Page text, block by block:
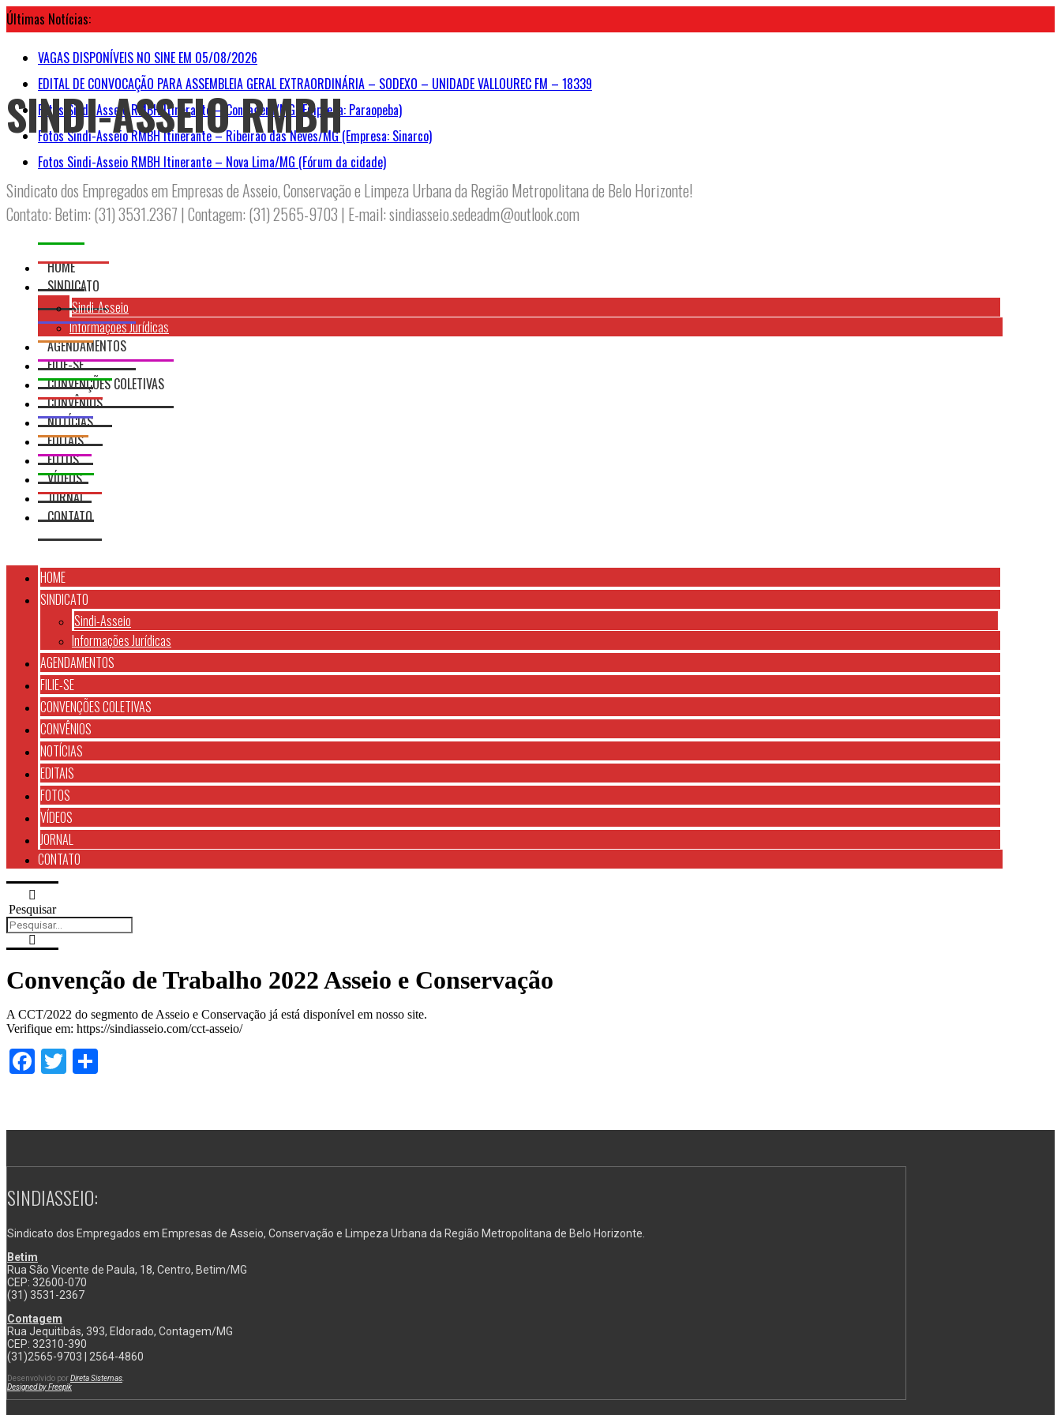
Ir
para
conteúdo
Últimas Notícias:
VAGAS DISPONÍVEIS NO SINE EM 05/08/2026
EDITAL DE CONVOCAÇÃO PARA ASSEMBLEIA GERAL EXTRAORDINÁRIA – SODEXO – UNIDADE VALLOUREC FM – 18339
Fotos Sindi-Asseio RMBH Itinerante – Contagem/MG (Empresa: Paraopeba)
Fotos Sindi-Asseio RMBH Itinerante – Ribeirão das Neves/MG (Empresa: Sinarco)
Fotos Sindi-Asseio RMBH Itinerante – Nova Lima/MG (Fórum da cidade)
SINDI-ASSEIO RMBH
Sindicato dos Empregados em Empresas de Asseio, Conservação e Limpeza Urbana da Região Metropolitana de Belo Horizonte!
Contato: Betim: (31) 3531.2367 | Contagem: (31) 2565-9703 | E-mail: sindiasseio.sedeadm@outlook.com
HOME
SINDICATO
Sindi-Asseio
Informações Jurídicas
AGENDAMENTOS
FILIE-SE
CONVENÇÕES COLETIVAS
CONVÊNIOS
NOTÍCIAS
EDITAIS
FOTOS
VÍDEOS
JORNAL
CONTATO
HOME
SINDICATO
Sindi-Asseio
Informações Jurídicas
AGENDAMENTOS
FILIE-SE
CONVENÇÕES COLETIVAS
CONVÊNIOS
NOTÍCIAS
EDITAIS
FOTOS
VÍDEOS
JORNAL
CONTATO
Pesquisar
Convenção de Trabalho 2022 Asseio e Conservação
A CCT/2022 do segmento de Asseio e Conservação já está disponível em nosso site.
Verifique em: https://sindiasseio.com/cct-asseio/
Facebook
Twitter
SINDIASSEIO:
Sindicato dos Empregados em Empresas de Asseio, Conservação e Limpeza Urbana da Região Metropolitana de Belo Horizonte.
Betim
Rua São Vicente de Paula, 18, Centro, Betim/MG
CEP: 32600-070
(31) 3531-2367
Contagem
Rua Jequitibás, 393, Eldorado, Contagem/MG
CEP: 32310-390
(31)2565-9703 | 2564-4860
Desenvolvido porDireta Sistemas
Designed by Freepik